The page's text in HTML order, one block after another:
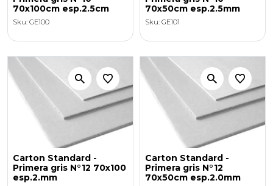
70x100cm esp.2.5cm
Sku: GE100
70x50cm esp.2.5mm
Sku: GE101
Carton Standard -
Primera gris N°12 70x100
esp.2.mm
Carton Standard -
Primera gris N°12
70x50cm esp.2.0mm